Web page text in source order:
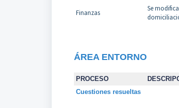
Finanzas
Se
ÁREA ENTORNO
PROCESO
Cuestiones resueltas